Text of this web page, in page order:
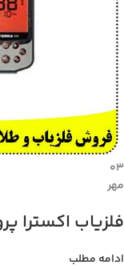
۰۳
مهر
فلزیاب اکسترا
ادامه مطلب